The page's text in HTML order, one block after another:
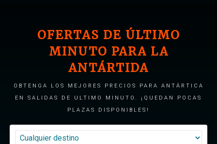
OFERTAS DE ÚLTIMO
MINUTO PARA LA
ANTÁRTIDA
OBTENGA LOS MEJORES PRECIOS PARA ANTÁRTICA
EN SALIDAS DE ULTIMO MINUTO. ¡QUEDAN POCAS
PLAZAS DISPONIBLES!